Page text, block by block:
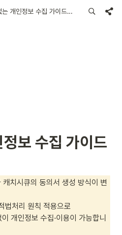
동의 없는 개인정보 수집 가이드라인
보 수집 가이드
치시큐의 동의서 생성 방식이 변
법처리 원칙 적용으로
개인정보 수집·이용이 가능합니